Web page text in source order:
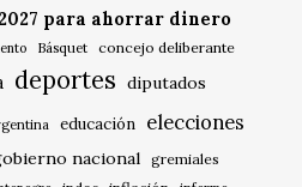
para ahorrar dinero
Básquet concejo deliberante
deportes diputados
educación elecciones
nacional gremiales